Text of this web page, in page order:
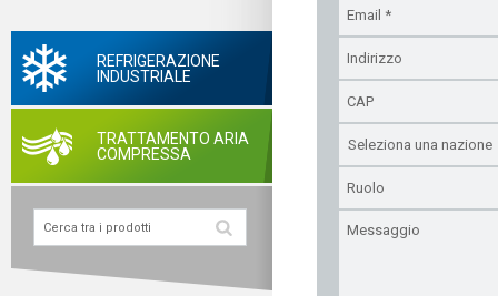
REFRIGERAZIONE
INDUSTRIALE
TRATTAMENTO ARIA
COMPRESSA